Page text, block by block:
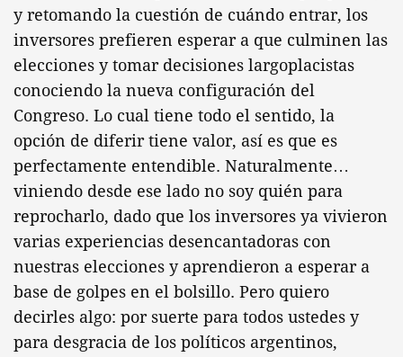
y retomando la cuestión de cuándo entrar, los
inversores prefieren esperar a que culminen las
elecciones y tomar decisiones largoplacistas
conociendo la nueva configuración del
Congreso. Lo cual tiene todo el sentido, la
opción de diferir tiene valor, así es que es
perfectamente entendible. Naturalmente…
viniendo desde ese lado no soy quién para
reprocharlo, dado que los inversores ya vivieron
varias experiencias desencantadoras con
nuestras elecciones y aprendieron a esperar a
base de golpes en el bolsillo. Pero quiero
decirles algo: por suerte para todos ustedes y
para desgracia de los políticos argentinos,